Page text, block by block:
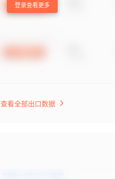
登录查看更多
查看全部出口数据